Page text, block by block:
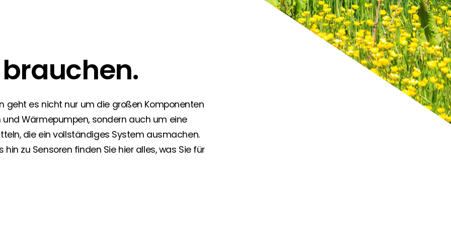
und Dokumentation!
Neuigkeiten von Segen. Hier erfahren Sie es zuerst!
Branche? Dann sind Sie bei uns richtig!
Partner und profitieren Sie von unseren Vorteilen!
passenden PV-Installateur? Dann sind Sie bei uns genau richtig.
geht es nicht nur um die großen Komponenten
Wärmepumpen, sondern auch um eine
die ein vollständiges System ausmachen.
zu Sensoren finden Sie hier alles, was Sie für